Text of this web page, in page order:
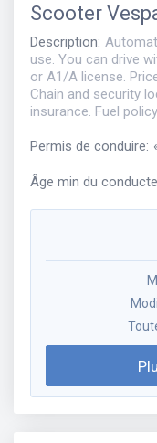
Scooter
Description:
use. You can drive
or A1/A license.
Chain and security
insurance. Fuel
Permis de conduire:
Âge min du